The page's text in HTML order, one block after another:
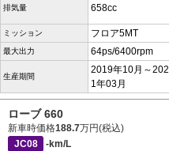
排気量 658cc
ミッション フロア5MT
最大出力 64ps/6400rpm
生産期間
2019年10月～202
1年03月
ローブ 660
新車時価格188.7万円(税込)
JC08
-km/L